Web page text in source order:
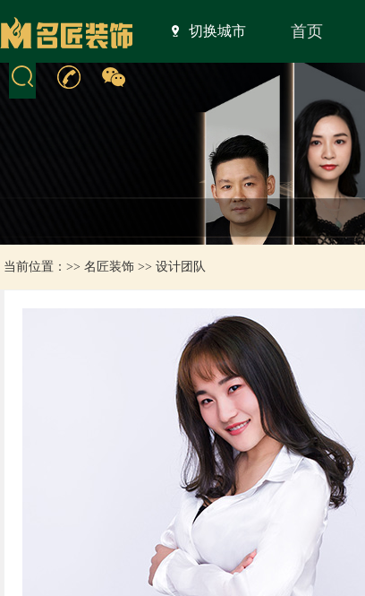
切换城市 首页
当前位置：>> 名匠装饰>> 设计团队